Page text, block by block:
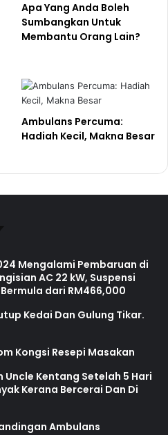
Apa Yang Anda Boleh
Sumbangkan Untuk
Membantu Orang Lain?
Ambulans Percuma:
Hadiah Kecil, Makna Besar
Mengalami Pembaruan di
AC 22 kW, Suspensi
dari RM466,000
Kedai Dan Gulung Tikar.
Kongsi Resepi Masakan
Uncle Kentang Setelah 5 Hari
Kerana Bercerai Dan Di
Ambulans